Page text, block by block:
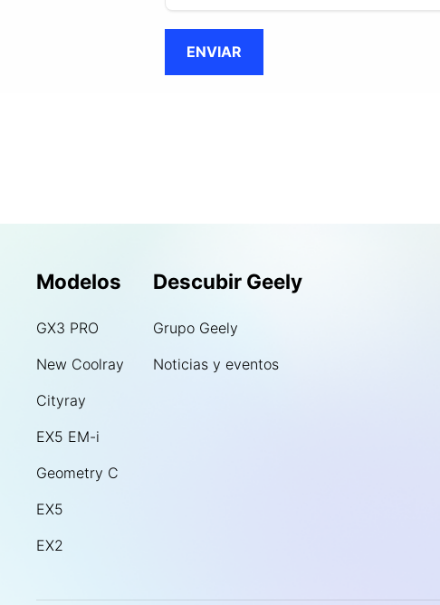
Modelos
GX3 PRO
New Coolray
Cityray
EX5 EM-i
Geometry C
EX5
EX2
Descubir Geely
Grupo Geely
Noticias y eventos